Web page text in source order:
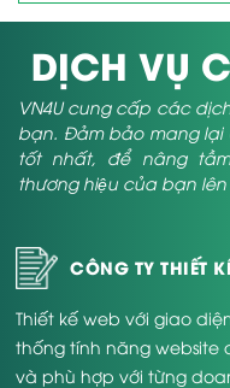
DỊCH VỤ
VN4U cung cấp các
bạn. Đảm bảo mang lại
tốt nhất, để nâng
thương hiệu của bạn lên
CÔNG TY THIẾT
Thiết kế web với giao
thống tính năng
và phù hợp với từng